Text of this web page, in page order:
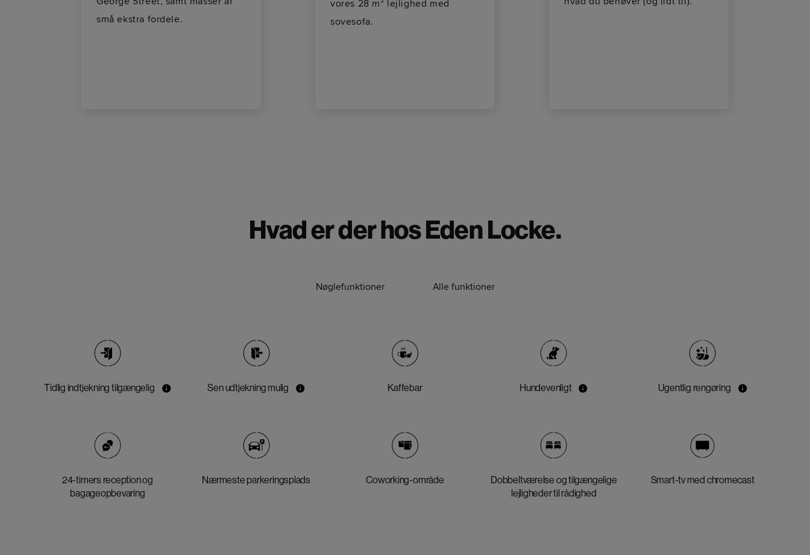
små ekstra fordele.
vores 28 m² lejlighed med
sovesofa.
Hvad er der hos Eden Locke.
Nøglefunktioner Alle funktioner
Tidlig indtjekning tilgængelig Sen udtjekning mulig Kaffebar Hundevenligt Ugentlig rengøring
24-timers reception og
bagageopbevaring
Nærmeste parkeringsplads Coworking-område
Dobbeltværelse og tilgængelige
lejligheder til rådighed
Smart-tv med chromecast